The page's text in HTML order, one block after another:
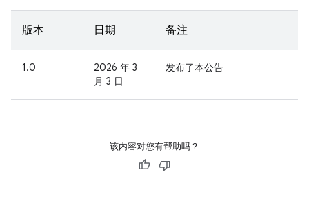
版本 日期 备注
1.0
2026 年 3
月 3 日
发布了本公告
该内容对您有帮助吗？